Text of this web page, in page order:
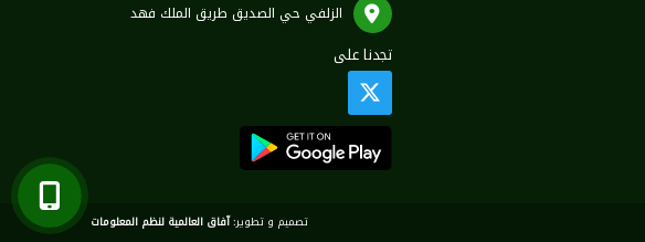
الزلفي حي الصديق طريق الملك فهد
تجدنا على
تصميم و تطوير:آفاق العالمية لنظم المعلومات